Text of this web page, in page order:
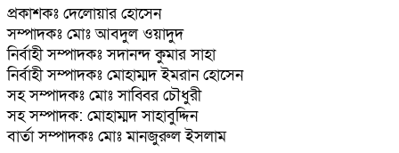
প্রকাশকঃ দেলোয়ার হোসেন
সম্পাদকঃ মোঃ আবদুল ওয়াদুদ
নির্বাহী সম্পাদকঃ সদানন্দ কুমার সাহা
নির্বাহী সম্পাদকঃ মোহাম্মদ ইমরান হোসেন
সহ সম্পাদকঃ মোঃ সাব্বির চৌধুরী
সহ সম্পাদক: মোহাম্মদ সাহাবুদ্দিন
বার্তা সম্পাদকঃ মোঃ মানজুরুল ইসলাম